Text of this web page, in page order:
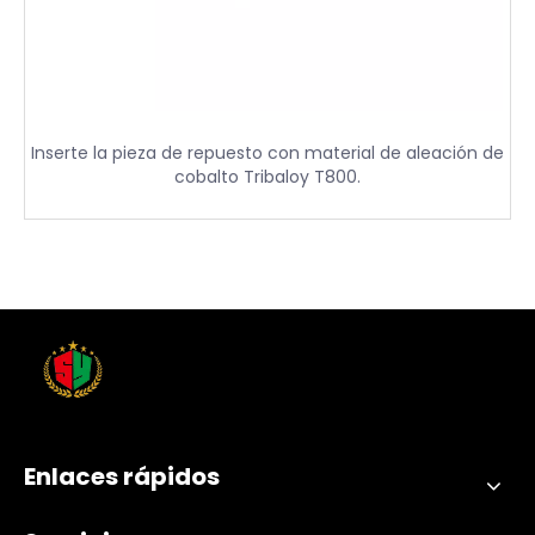
Inserte la pieza de repuesto con material de aleación de
cobalto Tribaloy T800.
Enlaces rápidos